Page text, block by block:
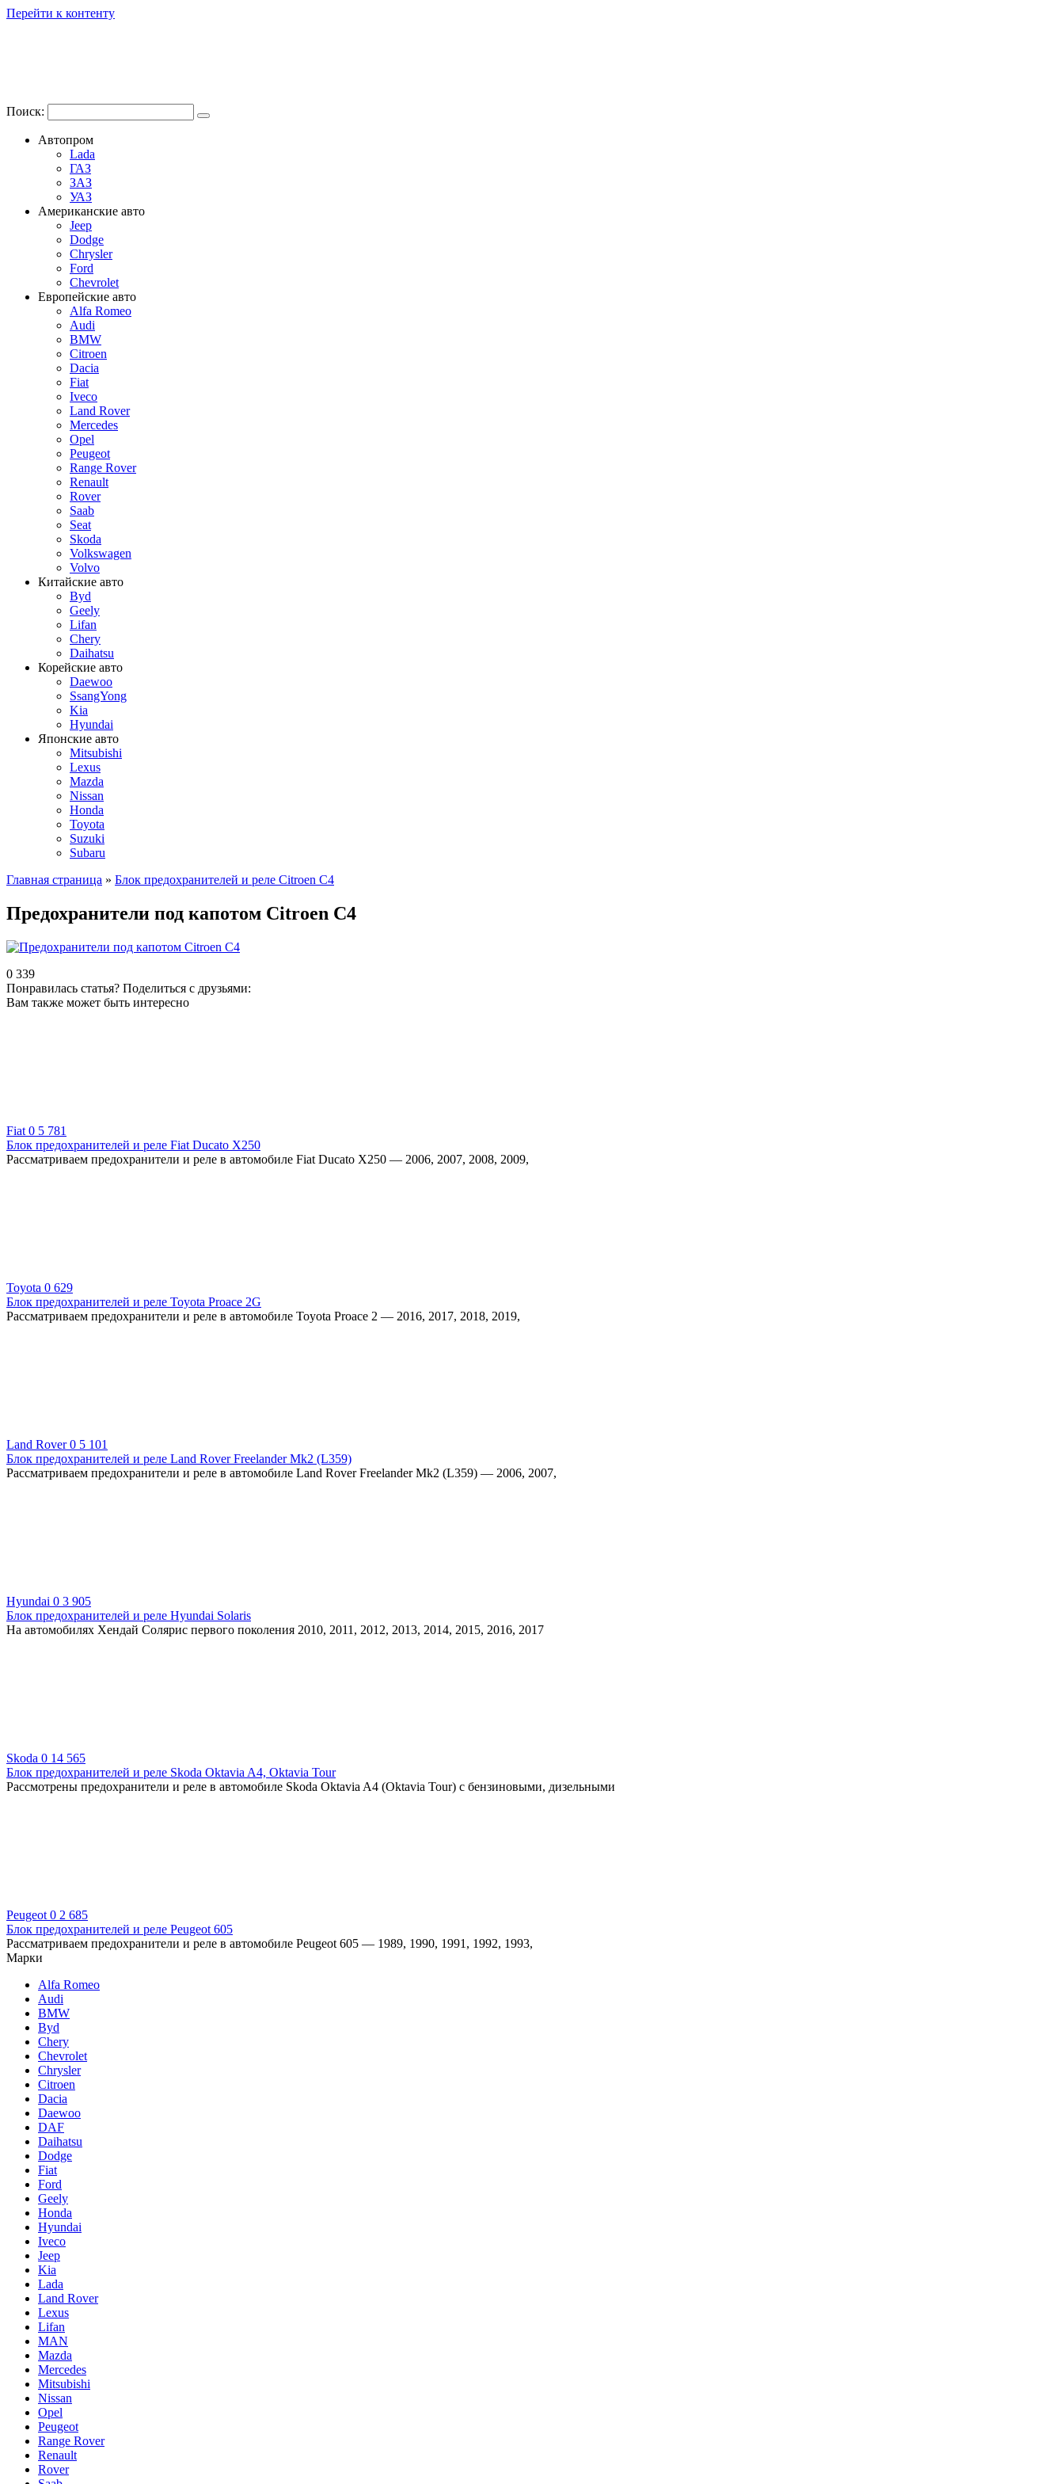
Перейти к контенту
Поиск:
Автопром
Lada
ГАЗ
ЗАЗ
УАЗ
Американские авто
Jeep
Dodge
Chrysler
Ford
Chevrolet
Европейские авто
Alfa Romeo
Audi
BMW
Citroen
Dacia
Fiat
Iveco
Land Rover
Mercedes
Opel
Peugeot
Range Rover
Renault
Rover
Saab
Seat
Skoda
Volkswagen
Volvo
Китайские авто
Byd
Geely
Lifan
Chery
Daihatsu
Корейские авто
Daewoo
SsangYong
Kia
Hyundai
Японские авто
Mitsubishi
Lexus
Mazda
Nissan
Honda
Toyota
Suzuki
Subaru
Главная страница » Блок предохранителей и реле Citroen C4
Предохранители под капотом Citroen C4
0 339
Понравилась статья? Поделиться с друзьями:
Вам также может быть интересно
Fiat 0 5 781
Блок предохранителей и реле Fiat Ducato X250
Рассматриваем предохранители и реле в автомобиле Fiat Ducato X250 — 2006, 2007, 2008, 2009,
Toyota 0 629
Блок предохранителей и реле Toyota Proace 2G
Рассматриваем предохранители и реле в автомобиле Toyota Proace 2 — 2016, 2017, 2018, 2019,
Land Rover0 5 101
Блок предохранителей и реле Land Rover Freelander Mk2 (L359)
Рассматриваем предохранители и реле в автомобиле Land Rover Freelander Mk2 (L359) — 2006, 2007,
Hyundai 0 3 905
Блок предохранителей и реле Hyundai Solaris
На автомобилях Хендай Солярис первого поколения 2010, 2011, 2012, 2013, 2014, 2015, 2016, 2017
Skoda 0 14 565
Блок предохранителей и реле Skoda Oktavia A4, Oktavia Tour
Рассмотрены предохранители и реле в автомобиле Skoda Oktavia A4 (Oktavia Tour) с бензиновыми, дизельными
Peugeot 0 2 685
Блок предохранителей и реле Peugeot 605
Рассматриваем предохранители и реле в автомобиле Peugeot 605 — 1989, 1990, 1991, 1992, 1993,
Марки
Alfa Romeo
Audi
BMW
Byd
Chery
Chevrolet
Chrysler
Citroen
Dacia
Daewoo
DAF
Daihatsu
Dodge
Fiat
Ford
Geely
Honda
Hyundai
Iveco
Jeep
Kia
Lada
Land Rover
Lexus
Lifan
MAN
Mazda
Mercedes
Mitsubishi
Nissan
Opel
Peugeot
Range Rover
Renault
Rover